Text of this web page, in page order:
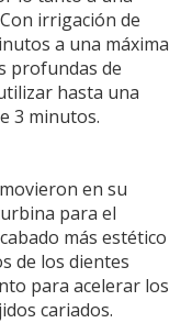
irrigación de
a una máxima
profundas de
hasta una
3 minutos.
en su
para el
más estético
de los dientes
para acelerar los
cariados.